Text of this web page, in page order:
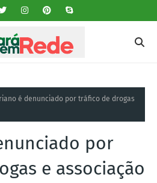
é denunciado por tráfico de drogas
por
e associação